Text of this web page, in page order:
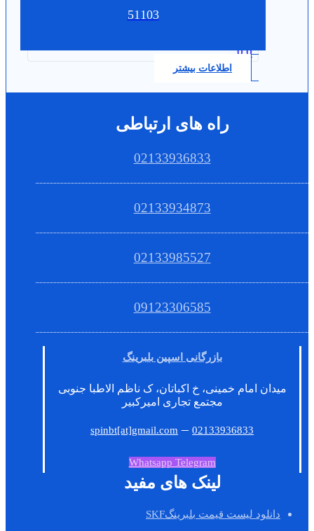
51103
0.0
اطلاعات بیشتر
راه های ارتباطی
02133936833
02133934873
02133985527
09123306585
بازرگانی اسپین بلبرینگ
میدان امام خمینی، خ اکباتان، ک ناظم الاطبا جنوبی
مجتمع تجاری امیرکبیر
spinbt[at]gmail.com –02133936833
Whatsapp Telegram
لینک های مفید
دانلود لیست قیمت بلبرینگSKF